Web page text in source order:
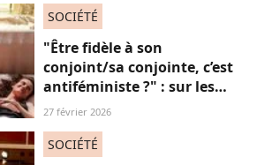
subissent toutes ses
consœurs
SOCIÉTÉ
"Être fidèle à son
conjoint/sa conjointe, c’est
antiféministe ?" : sur les
réseaux sociaux, cette
27 février 2026
SOCIÉTÉ